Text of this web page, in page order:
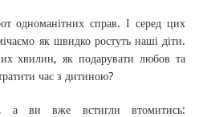
одноманітних справ. І серед цих
як швидко ростуть наші діти.
хвилин, як подарувати любов та
час з дитиною?
а ви вже встигли втомитись: